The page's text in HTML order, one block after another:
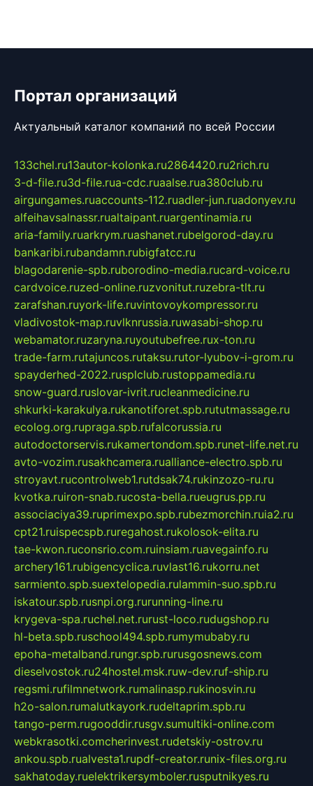
Портал организаций
Актуальный каталог компаний по всей России
133chel.ru13autor-kolonka.ru2864420.ru2rich.ru
3-d-file.ru3d-file.rua-cdc.ruaalse.rua380club.ru
airgungames.ruaccounts-112.ruadler-jun.ruadonyev.ru
alfeihavsalnassr.rualtaipant.ruargentinamia.ru
aria-family.ruarkrym.ruashanet.rubelgorod-day.ru
bankaribi.rubandamn.rubigfatcc.ru
blagodarenie-spb.ruborodino-media.rucard-voice.ru
cardvoice.ruzed-online.ruzvonitut.ruzebra-tlt.ru
zarafshan.ruyork-life.ruvintovoykompressor.ru
vladivostok-map.ruvlknrussia.ruwasabi-shop.ru
webamator.ruzaryna.ruyoutubefree.rux-ton.ru
trade-farm.rutajuncos.rutaksu.rutor-lyubov-i-grom.ru
spayderhed-2022.rusplclub.rustoppamedia.ru
snow-guard.ruslovar-ivrit.rucleanmedicine.ru
shkurki-karakulya.rukanotiforet.spb.rututmassage.ru
ecolog.org.rupraga.spb.rufalcorussia.ru
autodoctorservis.rukamertondom.spb.runet-life.net.ru
avto-vozim.rusakhcamera.rualliance-electro.spb.ru
stroyavt.rucontrolweb1.rutdsak74.rukinzozo-ru.ru
kvotka.ruiron-snab.rucosta-bella.rueugrus.pp.ru
associaciya39.ruprimexpo.spb.rubezmorchin.ruia2.ru
cpt21.ruispecspb.ruregahost.rukolosok-elita.ru
tae-kwon.ruconsrio.com.ruinsiam.ruavegainfo.ru
archery161.rubigencyclica.ruvlast16.rukorru.net
sarmiento.spb.suextelopedia.rulammin-suo.spb.ru
iskatour.spb.rusnpi.org.rurunning-line.ru
krygeva-spa.ruchel.net.rurust-loco.rudugshop.ru
hl-beta.spb.ruschool494.spb.rumymubaby.ru
epoha-metalband.rungr.spb.rurusgosnews.com
dieselvostok.ru24hostel.msk.ruw-dev.ruf-ship.ru
regsmi.rufilmnetwork.rumalinasp.rukinosvin.ru
h2o-salon.rumalutkayork.rudeltaprim.spb.ru
tango-perm.rugooddir.rusgv.sumultiki-online.com
webkrasotki.comcherinvest.rudetskiy-ostrov.ru
ankou.spb.rualvesta1.rupdf-creator.runix-files.org.ru
sakhatoday.ruelektrikersymboler.rusputnikyes.ru